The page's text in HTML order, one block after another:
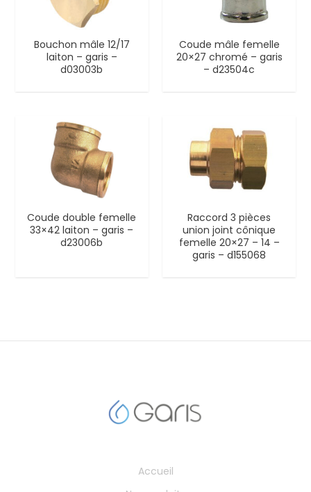
Bouchon mâle 12/17
laiton – garis –
d03003b
Coude mâle femelle
20×27 chromé – garis
– d23504c
Coude double femelle
33×42 laiton – garis –
d23006b
Raccord 3 pièces
union joint cônique
femelle 20×27 – 14 –
garis – d155068
Accueil